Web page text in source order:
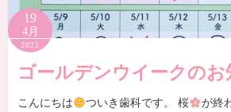
19
4月
2022
ゴールデンウイークのお
こんにちは ついき歯科です。 桜
が終